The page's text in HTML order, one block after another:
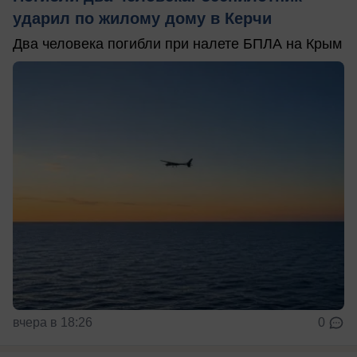
ударил по жилому дому в Керчи
Два человека погибли при налете БПЛА на Крым
вчера в 18:26 0